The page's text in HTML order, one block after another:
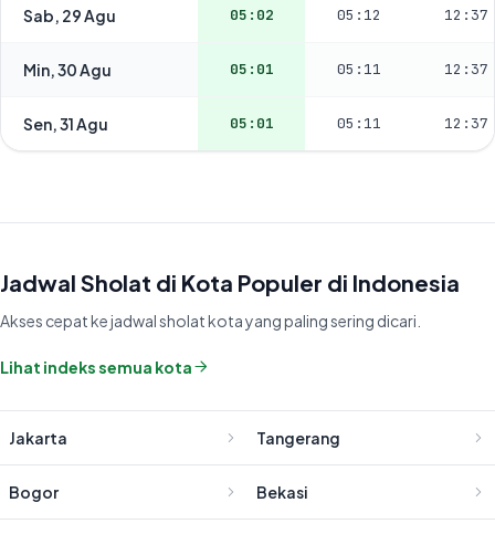
Sab, 29 Agu 05:02 05:12 12:37
Min, 30 Agu 05:01 05:11 12:37
Sen, 31 Agu 05:01 05:11 12:37
Jadwal Sholat di Kota Populer di Indonesia
Akses cepat ke jadwal sholat kota yang paling sering dicari.
Lihat indeks semua kota
Jakarta Tangerang
Bogor Bekasi